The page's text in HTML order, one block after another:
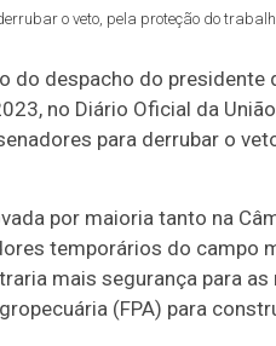
o veto, pela proteção do
do despacho do presidente
no Diário Oficial da
para derrubar o
por maioria tanto na
temporários do campo
mais segurança para
(FPA) para